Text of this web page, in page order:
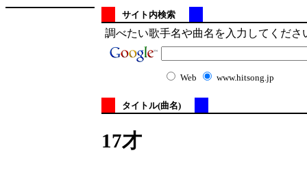
サイト内検索
調べたい歌手名や曲名を入力してくだ
Web www.hitsong.jp
タイトル(曲名)
17才